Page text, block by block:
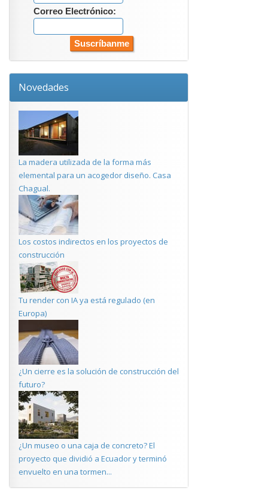
Correo Electrónico:
Novedades
La madera utilizada de la forma más
elemental para un acogedor diseño. Casa
Chagual.
Los costos indirectos en los proyectos de
construcción
Tu render con IA ya está regulado (en
Europa)
¿Un cierre es la solución de construcción del
futuro?
¿Un museo o una caja de concreto? El
proyecto que dividió a Ecuador y terminó
envuelto en una tormen...